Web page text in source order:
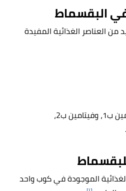
في البقسماط
العناصر الغذائية المفيدة
فيتامينات ب؛ مثل: فيتامين ب1، وفيتامين ب2،
الموجودة في كوب واحد